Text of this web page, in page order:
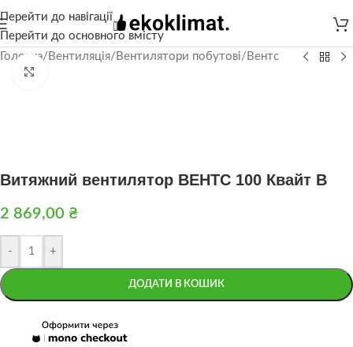
Перейти до навігації
Перейти до основного вмісту
Головна/ Вентиляція/ Вентилятори побутові/ Вентс
Витяжний вентилятор ВЕНТС 100 Квайт В
2 869,00 ₴
- +
ДОДАТИ В КОШИК